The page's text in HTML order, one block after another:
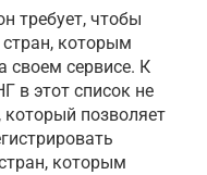
требует, чтобы
которым
своем сервисе. К
в этот список не
который позволяет
которым